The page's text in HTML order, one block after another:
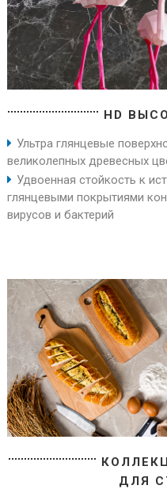
HD
Ультра глянцевые
великолепных древесных
Удвоенная стойкость к
глянцевыми покрытиями
вирусов и бактерий
ДЛЯ